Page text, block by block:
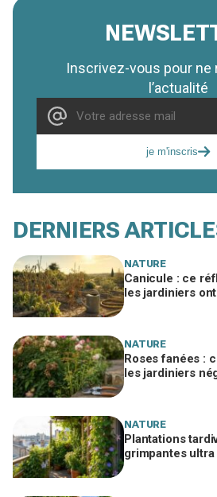
Inscrivez-vous pour ne
l’actualité
je m'inscris
DERNIERS
NATURE
Canicule : ce
les jardiniers
NATURE
Roses fanées :
les jardiniers
NATURE
Plantations
grimpantes